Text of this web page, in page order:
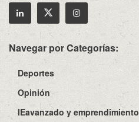
Navegar por Categorías:
Deportes
Opinión
IEavanzado y emprendimiento